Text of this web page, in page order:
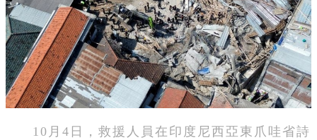
10月4日，救援人員在印度尼西亞東爪哇省詩